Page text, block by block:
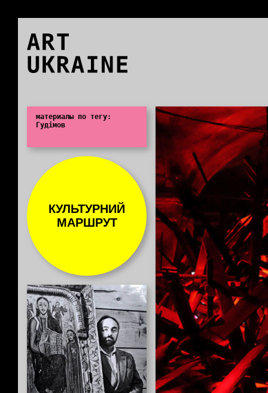
ART
UKRAINE
материалы по тегу:
Гудімов
КУЛЬТУРНИЙ
МАРШРУТ